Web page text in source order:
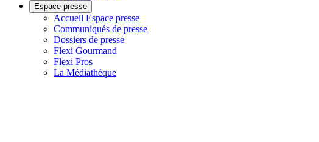
Espace presse
Accueil Espace presse
Communiqués de presse
Dossiers de presse
Flexi Gourmand
Flexi Pros
La Médiathèque